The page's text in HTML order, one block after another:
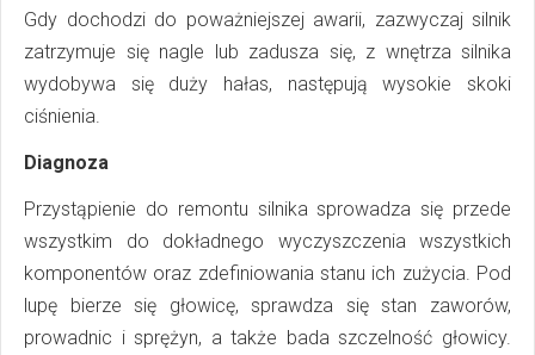
Gdy dochodzi do poważniejszej awarii, zazwyczaj silnik
zatrzymuje się nagle lub zadusza się, z wnętrza silnika
wydobywa się duży hałas, następują wysokie skoki
ciśnienia.
Diagnoza
Przystąpienie do remontu silnika sprowadza się przede
wszystkim do dokładnego wyczyszczenia wszystkich
komponentów oraz zdefiniowania stanu ich zużycia. Pod
lupę bierze się głowicę, sprawdza się stan zaworów,
prowadnic i sprężyn, a także bada szczelność głowicy.